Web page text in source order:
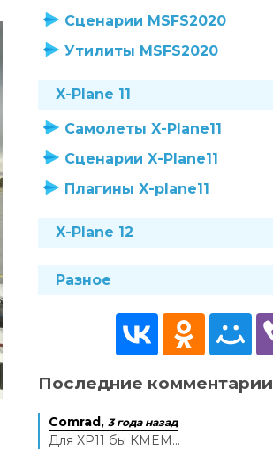
Сценарии MSFS2020
Утилиты MSFS2020
X-Plane 11
Самолеты X-Plane11
Сценарии X-Plane11
Плагины X-plane11
X-Plane 12
Разное
Последние комментарии
Comrad, 3 года назад
Для XP11 бы KMEM...